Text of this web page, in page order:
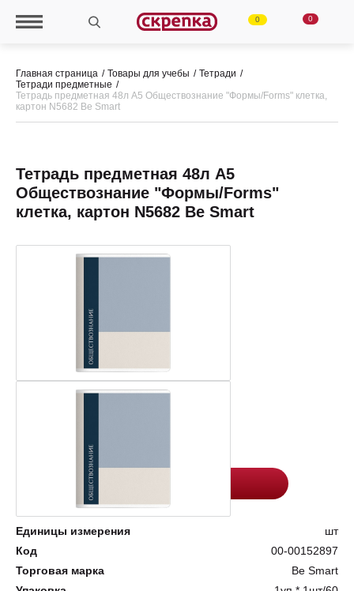
0 0
Главная страница Товары для учебы
Тетради
Тетради предметные
Тетрадь предметная 48л А5 Обществознание "Формы/Forms" клетка,
картон N5682 Be Smart
Тетрадь предметная 48л А5
Обществознание "Формы/Forms"
клетка, картон N5682 Be Smart
Единицы измерения
шт
Код
00-00152897
Торговая марка
Be Smart